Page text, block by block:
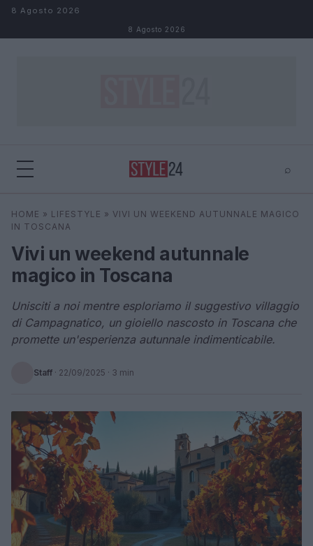
Salta al contenuto
8 Agosto 2026
8 Agosto 2026
⌕
Cerca ⌕ ×
HOME » LIFESTYLE » VIVI UN WEEKEND AUTUNNALE MAGICO
IN TOSCANA
Vivi un weekend autunnale
magico in Toscana
Unisciti a noi mentre esploriamo il suggestivo villaggio
di Campagnatico, un gioiello nascosto in Toscana che
promette un'esperienza autunnale indimenticabile.
Staff · 22/09/2025 · 3 min